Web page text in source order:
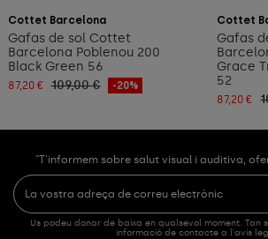
Cottet Barcelona
Gafas de sol Cottet
Barcelona Poblenou 200
Black Green 56
87,20 € 109,00 € -20%
Cottet
Gafas
Grace
52
87,20 €
"T'informem sobre salut visual i auditiva,
Us podeu donar de baixa en qualsevol moment. Tan
informació de contacte a l'avís